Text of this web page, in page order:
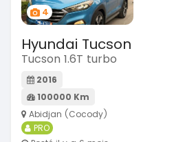
4
Hyundai Tucson
Tucson 1.6T turbo
2016
100000 Km
Abidjan (Cocody)
PRO